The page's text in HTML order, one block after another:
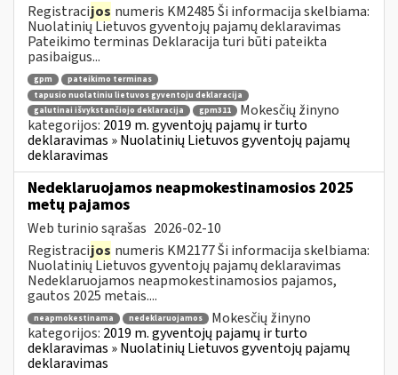
Registracijos numeris KM2485 Ši informacija skelbiama:
Nuolatinių Lietuvos gyventojų pajamų deklaravimas
Pateikimo terminas Deklaracija turi būti pateikta
pasibaigus...
gpm
pateikimo terminas
tapusio nuolatiniu lietuvos gyventoju deklaracija
galutinai išvykstančiojo deklaracija
gpm311
Mokesčių žinyno
kategorijos: 2019 m. gyventojų pajamų ir turto
deklaravimas » Nuolatinių Lietuvos gyventojų pajamų
deklaravimas
Nedeklaruojamos neapmokestinamosios 2025
metų pajamos
Web turinio sąrašas 2026-02-10
Registracijos numeris KM2177 Ši informacija skelbiama:
Nuolatinių Lietuvos gyventojų pajamų deklaravimas
Nedeklaruojamos neapmokestinamosios pajamos,
gautos 2025 metais....
neapmokestinama nedeklaruojamos
Mokesčių žinyno
kategorijos: 2019 m. gyventojų pajamų ir turto
deklaravimas » Nuolatinių Lietuvos gyventojų pajamų
deklaravimas